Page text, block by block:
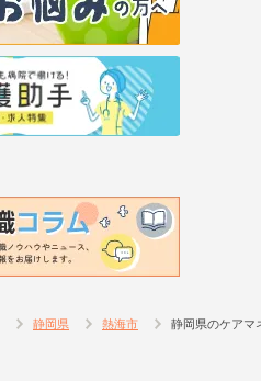
静岡県 熱海市 静岡県のケアマ